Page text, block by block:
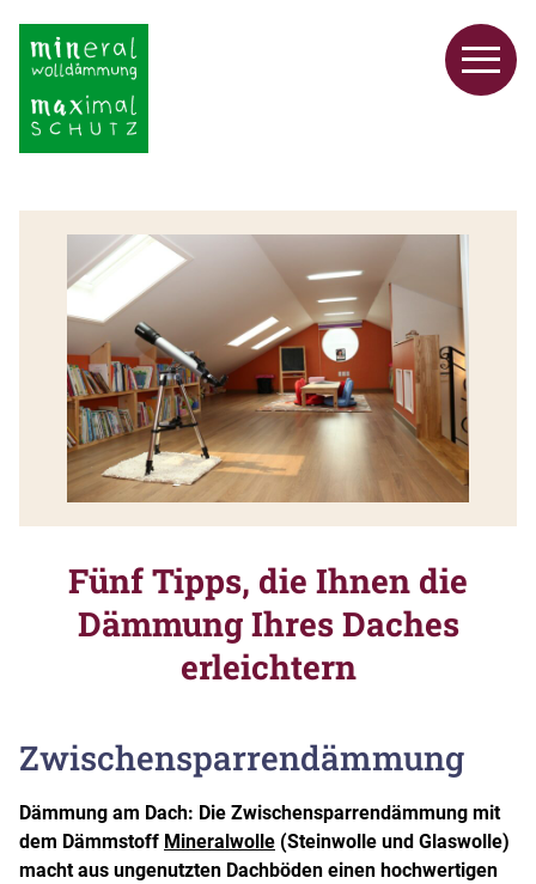
Fünf Tipps, die Ihnen die
Dämmung Ihres Daches
erleichtern
Zwischensparrendämmung
Dämmung am Dach: Die Zwischensparrendämmung mit
dem Dämmstoff Mineralwolle (Steinwolle und Glaswolle)
macht aus ungenutzten Dachböden einen hochwertigen